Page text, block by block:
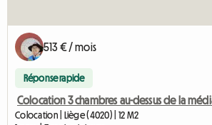
513 € / mois
Réponse rapide
Colocation 3 chambres au-dessus de la
Colocation | Liège (4020) | 12 M2